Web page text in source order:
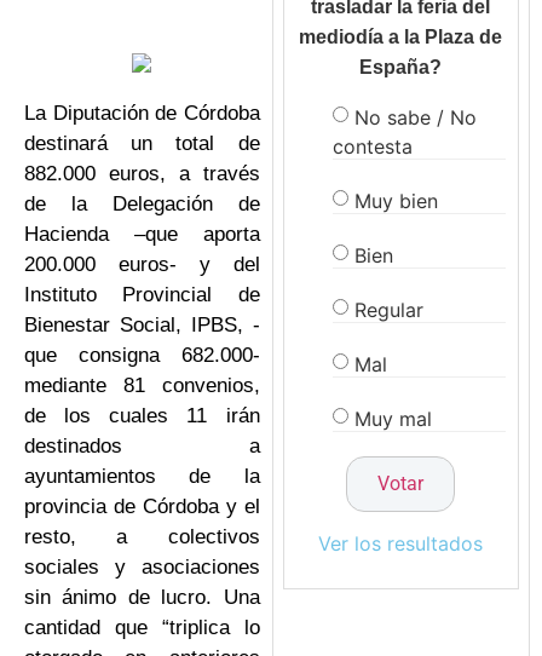
La Diputación de Córdoba
destinará un total de
882.000 euros, a través
de la Delegación de
Hacienda –que aporta
200.000 euros- y del
Instituto Provincial de
Bienestar Social, IPBS, -
que consigna 682.000-
mediante 81 convenios,
de los cuales 11 irán
destinados a
ayuntamientos de la
provincia de Córdoba y el
resto, a colectivos
sociales y asociaciones
sin ánimo de lucro. Una
cantidad que “triplica lo
trasladar la feria del
mediodía a la Plaza de
España?
No sabe / No
contesta
Muy bien
Bien
Regular
Mal
Muy mal
Ver los resultados